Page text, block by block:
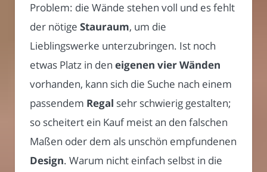
Problem: die Wände stehen voll und es fehlt
der nötige Stauraum, um die
Lieblingswerke unterzubringen. Ist noch
etwas Platz in den eigenen vier Wänden
vorhanden, kann sich die Suche nach einem
passendem Regal sehr schwierig gestalten;
so scheitert ein Kauf meist an den falschen
Maßen oder dem als unschön empfundenen
Design. Warum nicht einfach selbst in die